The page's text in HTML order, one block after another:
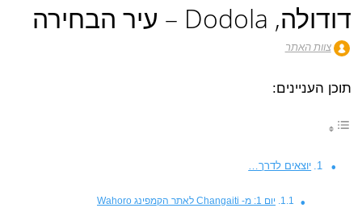
דודולה, Dodola – עיר הבחירה
צוות האתר
תוכן העניינים:
יוצאים לדרך…
יום 1: מ- Changaiti לאתר הקמפינג Wahoro